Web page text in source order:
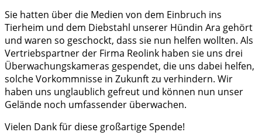
Sie hatten über die Medien von dem Einbruch ins
Tierheim und dem Diebstahl unserer Hündin Ara gehört
und waren so geschockt, dass sie nun helfen wollten. Als
Vertriebspartner der Firma Reolink haben sie uns drei
Überwachungskameras gespendet, die uns dabei helfen,
solche Vorkommnisse in Zukunft zu verhindern. Wir
haben uns unglaublich gefreut und können nun unser
Gelände noch umfassender überwachen.
Vielen Dank für diese großartige Spende!